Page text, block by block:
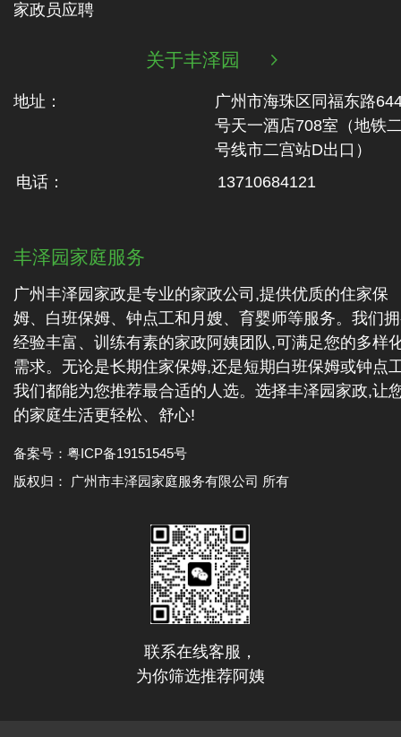
家政员应聘
关于丰泽园 
地址：
广州市海珠区同福东路
号天一酒店708室（地铁‬
号线市二‬宫站D出口）
电话：
13710684121
丰泽园家庭服务
广州丰泽园家政是专业的家政公司,提供优质的住家保
姆、白班保姆、钟点工和月嫂、育婴师等服务。我们
经验丰富、训练有素的家政阿姨团队,可满足您的多样
需求。无论是长期住家保姆,还是短期白班保姆或钟点
我们都能为您推荐最合适的人选。选择丰泽园家政,让
的家庭生活更轻松、舒心!
备案号： 粤ICP备19151545号
版权归： 广州市丰泽园家庭服务有限公司 所有
联系在线客服，
为你筛选推荐阿姨